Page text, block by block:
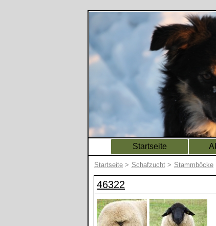
Startseite
Startseite > Schafzucht > Stammböcke
46322